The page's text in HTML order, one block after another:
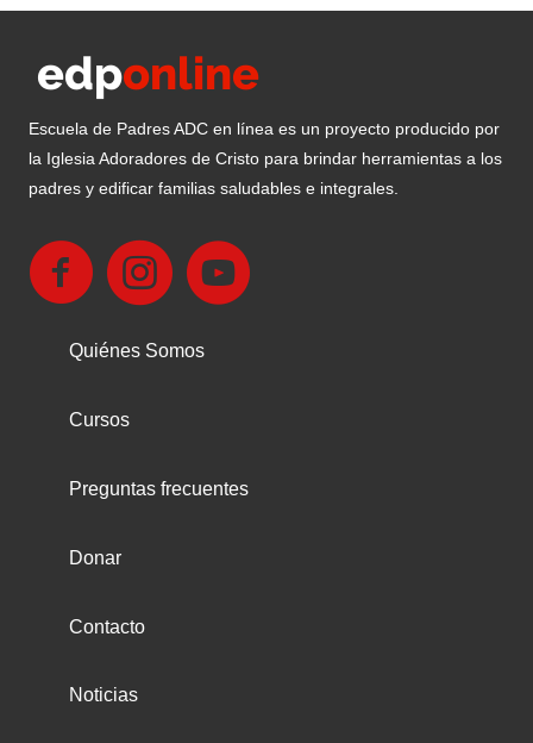
Escuela de Padres ADC en línea es un proyecto producido por
la Iglesia Adoradores de Cristo para brindar herramientas a los
padres y edificar familias saludables e integrales.
Quiénes Somos
Cursos
Preguntas frecuentes
Donar
Contacto
Noticias